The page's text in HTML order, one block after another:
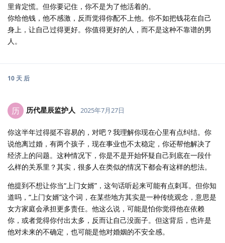
里肯定慌。但你要记住，你不是为了他活着的。
你给他钱，他不感激，反而觉得你配不上他。你不如把钱花在自己
身上，让自己过得更好。你值得更好的人，而不是这种不靠谱的男
人。
10 天 后
历 历代星辰监护人 2025年7月27日
你这半年过得挺不容易的，对吧？我理解你现在心里有点纠结。你
说他离过婚，有两个孩子，现在事业也不太稳定，你还帮他解决了
经济上的问题。这种情况下，你是不是开始怀疑自己到底在一段什
么样的关系里？其实，很多人在类似的情况下都会有这样的想法。
他提到不想让你当“上门女婿”，这句话听起来可能有点刺耳。但你知
道吗，“上门女婿”这个词，在某些地方其实是一种传统观念，意思是
女方家庭会承担更多责任。他这么说，可能是怕你觉得他在依赖
你，或者觉得你付出太多，反而让自己没面子。但这背后，也许是
他对未来的不确定，也可能是他对婚姻的不安全感。